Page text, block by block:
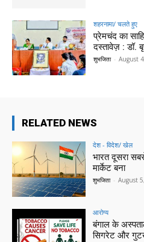
शहरनामा/ चलते हुए
प्रेमचंद का
दस्तावेज़ : डॉ.
शुभजिता - August
RELATED NEWS
देश - विदेश/ खेल
भारत दूसरा
मार्केट बना
शुभजिता - August
आरोग्य
बंगाल के
सिगरेट और